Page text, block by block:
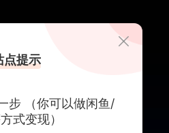
视频号直播短视频自媒体运营资源
关于我们
点提示
步 （你可以做闲鱼/
式变现）